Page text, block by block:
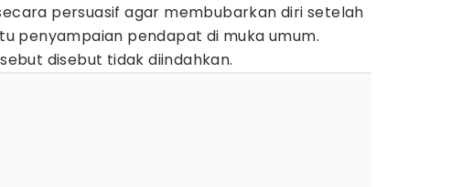
persuasif agar membubarkan diri setelah
penyampaian pendapat di muka umum.
disebut tidak diindahkan.